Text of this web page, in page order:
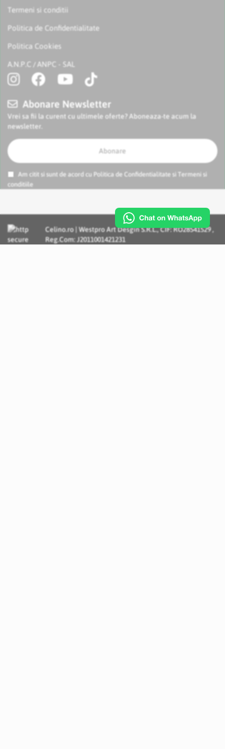
Termeni si conditii
Politica de Confidentialitate
Politica Cookies
A.N.P.C / ANPC - SAL
Abonare Newsletter
Vrei sa fii la curent cu ultimele oferte? Aboneaza-te acum la
newsletter.
Abonare
Am citit si sunt de acord cu Politica de Confidentialitate si
Termeni si
conditiile
Celino.ro | Westpro Art Desgin S.R.L., CIF: RO28541529 ,
Reg.Com: J2011001421231